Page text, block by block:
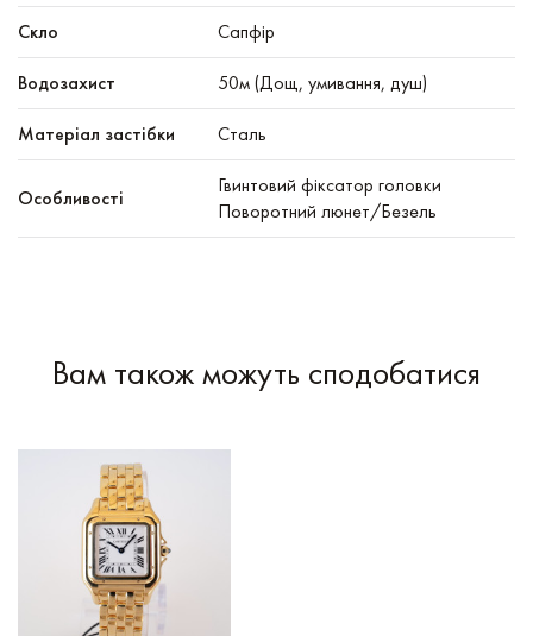
Скло Сапфір
Водозахист 50м (Дощ, умивання, душ)
Матеріал застібки Сталь
Особливості
Гвинтовий фіксатор головки
Поворотний люнет/Безель
Вам також можуть сподобатися